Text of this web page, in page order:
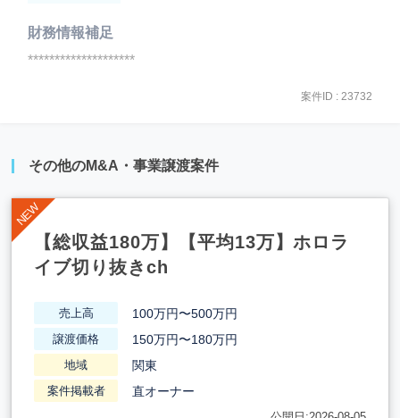
財務情報補足
********************
案件ID : 23732
その他のM&A・事業譲渡案件
【総収益180万】【平均13万】ホロラ
イブ切り抜きch
売上高 100万円〜500万円
譲渡価格 150万円〜180万円
地域 関東
案件掲載者 直オーナー